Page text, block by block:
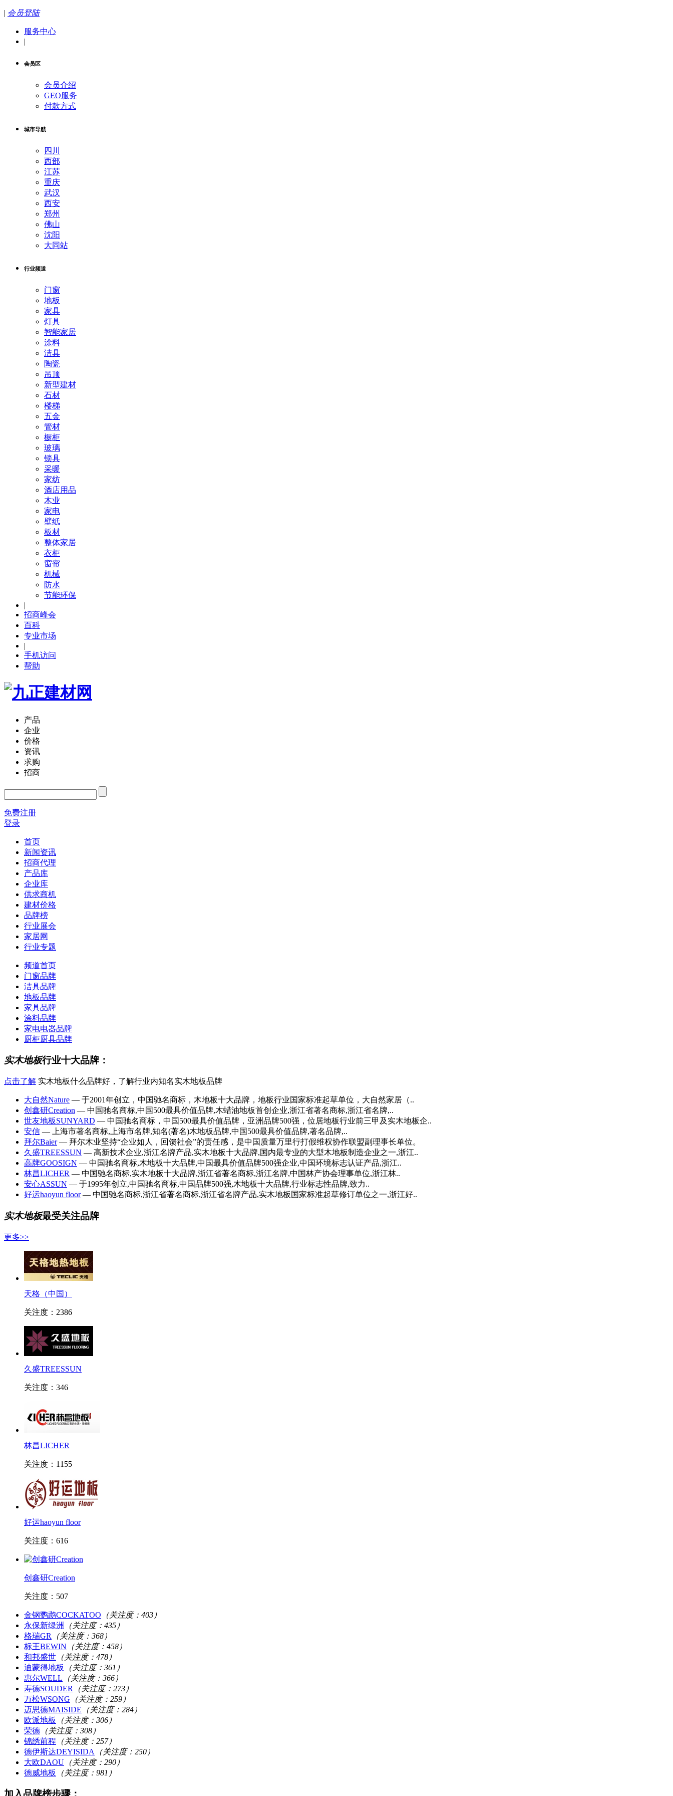
| 会员登陆
服务中心
|
会员区
会员介绍
GEO服务
付款方式
城市导航
四川
西部
江苏
重庆
武汉
西安
郑州
佛山
沈阳
大同站
行业频道
门窗
地板
家具
灯具
智能家居
涂料
洁具
陶瓷
吊顶
新型建材
石材
楼梯
五金
管材
橱柜
玻璃
锁具
采暖
家纺
酒店用品
木业
家电
壁纸
板材
整体家居
衣柜
窗帘
机械
防水
节能环保
|
招商峰会
百科
专业市场
|
手机访问
帮助
产品
企业
价格
资讯
求购
招商
免费注册
登录
首页
新闻资讯
招商代理
产品库
企业库
供求商机
建材价格
品牌榜
行业展会
家居网
行业专题
频道首页
门窗品牌
洁具品牌
地板品牌
家具品牌
涂料品牌
家电电器品牌
厨柜厨具品牌
实木地板行业十大品牌：
点击了解 实木地板什么品牌好，了解行业内知名实木地板品牌
大自然Nature — 于2001年创立，中国驰名商标，木地板十大品牌，地板行业国家标准起草单位，大自然家居（..
创鑫研Creation — 中国驰名商标,中国500最具价值品牌,木蜡油地板首创企业,浙江省著名商标,浙江省名牌,..
世友地板SUNYARD — 中国驰名商标，中国500最具价值品牌，亚洲品牌500强，位居地板行业前三甲及实木地板企..
安信 — 上海市著名商标,上海市名牌,知名(著名)木地板品牌,中国500最具价值品牌,著名品牌,..
拜尔Baier— 拜尔木业坚持“企业如人，回馈社会”的责任感，是中国质量万里行打假维权协作联盟副理事长单位。
久盛TREESSUN — 高新技术企业,浙江名牌产品,实木地板十大品牌,国内最专业的大型木地板制造企业之一,浙江..
高牌GOOSIGN — 中国驰名商标,木地板十大品牌,中国最具价值品牌500强企业,中国环境标志认证产品,浙江..
林昌LICHER — 中国驰名商标,实木地板十大品牌,浙江省著名商标,浙江名牌,中国林产协会理事单位,浙江林..
安心ASSUN — 于1995年创立,中国驰名商标,中国品牌500强,木地板十大品牌,行业标志性品牌,致力..
好运haoyun floor— 中国驰名商标,浙江省著名商标,浙江省名牌产品,实木地板国家标准起草修订单位之一,浙江好..
实木地板最受关注品牌
更多>>
天格（中国）
关注度：2386
久盛TREESSUN
关注度：346
林昌LICHER
关注度：1155
好运haoyun floor
关注度：616
创鑫研Creation
关注度：507
金钢鹦鹉COCKATOO （关注度：403）
永保新绿洲
（关注度：435）
格瑞GR
（关注度：368）
标王BEWIN （关注度：458）
和邦盛世 （关注度：478）
迪蒙得地板
（关注度：361）
惠尔WELL （关注度：366）
寿德SOUDER
（关注度：273）
万松WSONG （关注度：259）
迈思德MAISIDE （关注度：284）
欧派地板
（关注度：306）
荣德 （关注度：308）
锦绣前程 （关注度：257）
德伊斯达DEYISIDA
（关注度：250）
大欧DAOU （关注度：290）
德威地板
（关注度：981）
加入品牌榜步骤：